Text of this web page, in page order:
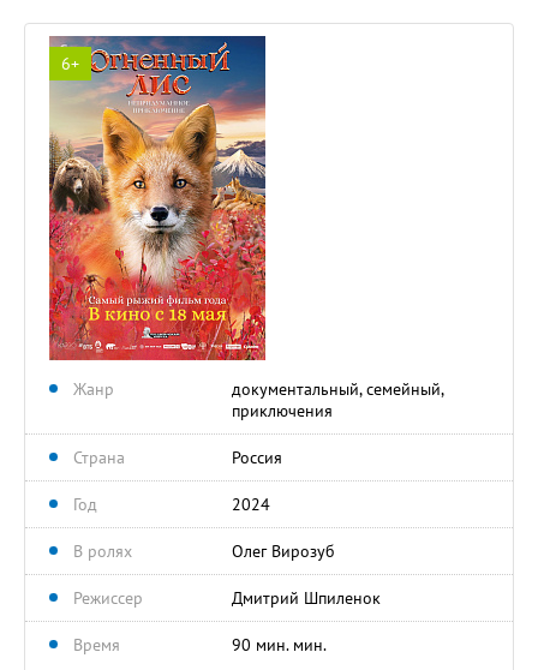
6+
Жанр
документальный, семейный,
приключения
Страна Россия
Год 2024
В ролях Олег Вирозуб
Режиссер Дмитрий Шпиленок
Время 90 мин. мин.